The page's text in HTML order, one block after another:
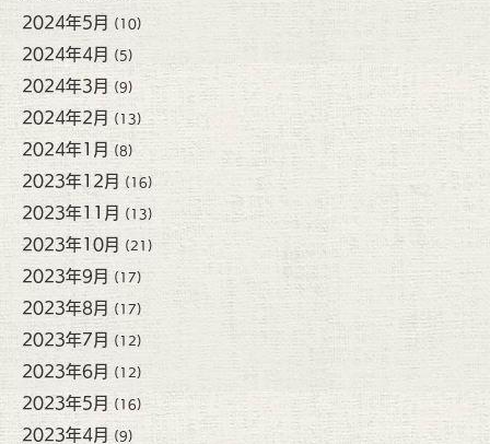
2024年5月 (10)
2024年4月 (5)
2024年3月 (9)
2024年2月 (13)
2024年1月 (8)
2023年12月 (16)
2023年11月 (13)
2023年10月 (21)
2023年9月 (17)
2023年8月 (17)
2023年7月 (12)
2023年6月 (12)
2023年5月 (16)
2023年4月 (9)